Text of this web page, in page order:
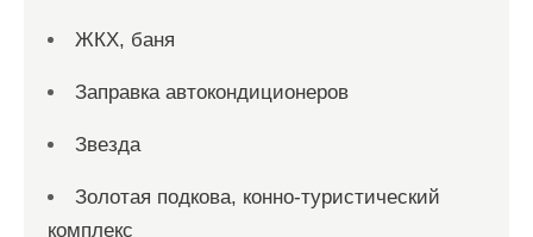
ЖКХ, баня
Заправка автокондиционеров
Звезда
Золотая подкова, конно-туристический
комплекс